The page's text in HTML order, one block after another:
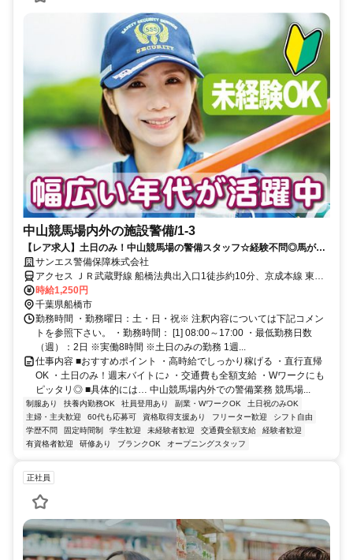
中山競馬場内外の施設警備/1-3
【レア求人】土日のみ！中山競馬場の警備スタッフ☆経験不問◎馬が好
き／競馬が好きな方も大歓迎！
サンエス警備保障株式会社
アクセス ＪＲ武蔵野線 船橋法典出入口1徒歩約10分、京成本線 東中
山北口徒歩約22分、京成本線 京成中山徒歩約23分 JR「船橋法典駅」
徒歩10分、京成線「東中山駅」徒歩15分■直行直帰も可！＊錦糸町支
社（「錦糸町駅」北口より徒歩5分程度）
時給1,250円
千葉県船橋市
勤務時間 ・勤務曜日：土・日・祝※ 注釈内容については下記コメン
トを参照下さい。 ・勤務時間： [1] 08:00～17:00 ・最低勤務日数
（週）：2日 ※実働8時間 ※土日のみの勤務 1週...
仕事内容 ■おすすめポイント ・高時給でしっかり稼げる ・直行直帰
OK ・土日のみ！週末バイトに♪ ・交通費も全額支給 ・Wワークにも
ピッタリ◎ ■具体的には… 中山競馬場内外での警備業務 競馬場...
制服あり 扶養内勤務OK 社員登用あり 副業・WワークOK
土日祝のみOK
主婦・主夫歓迎
60代も応募可 資格取得支援あり フリーター歓迎
シフト自由
学歴不問
固定時間制 学生歓迎 未経験者歓迎 交通費全額支給
経験者歓迎
有資格者歓迎
研修あり ブランクOK オープニングスタッフ
正社員